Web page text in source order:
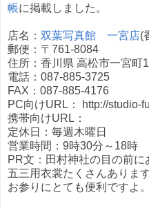
帳に掲載しました。
店名： 双葉写真館 一宮店(
郵便：〒761-8084
住所：香川県 高松市一宮町
電話：087-885-3725
FAX：087-885-4176
PC向けURL： http://studio-
携帯向けURL：
定休日：毎週木曜日
営業時間：9時30分～18時
PR文：田村神社の目の前
五三用衣裳たくさんありま
お参りにとても便利ですよ。